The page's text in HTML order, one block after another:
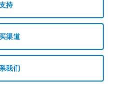
持
渠道
我们